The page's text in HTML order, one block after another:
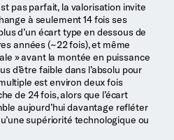
pas parfait, la valorisation invite
à seulement 14 fois ses
d’un écart type en dessous de
années (~22 fois), et même
» avant la montée en puissance
d’être faible dans l’absolu pour
est environ deux fois
de 24 fois, alors que l’écart
aujourd’hui davantage refléter
supériorité technologique ou